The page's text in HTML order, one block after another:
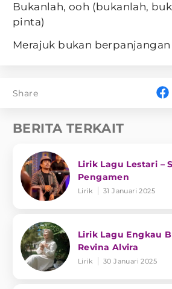
Bukanlah, ooh (bukanlah,
pinta)
Merajuk bukan berpanjangan
Share
BERITA TERKAIT
Lirik Lagu Lestari –
Pengamen
Lirik 31 Januari 2025
Lirik Lagu Engkau
Revina Alvira
Lirik 30 Januari 2025